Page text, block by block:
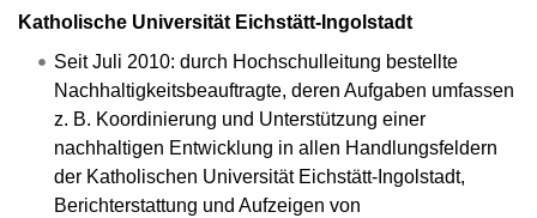
Katholische Universität Eichstätt-Ingolstadt
Seit Juli 2010: durch Hochschulleitung bestellte
Nachhaltigkeitsbeauftragte, deren Aufgaben umfassen
z. B. Koordinierung und Unterstützung einer
nachhaltigen Entwicklung in allen Handlungsfeldern
der Katholischen Universität Eichstätt-Ingolstadt,
Berichterstattung und Aufzeigen von